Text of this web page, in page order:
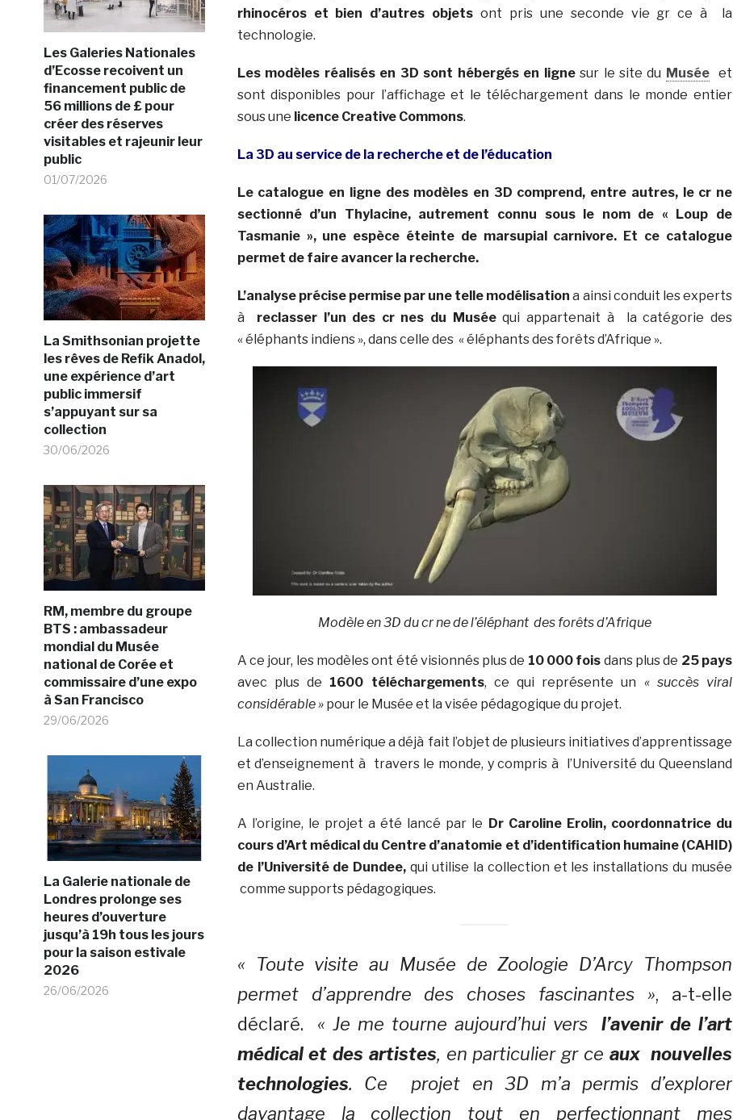
Les Galeries Nationales
d’Ecosse recoivent un
financement public de
56 millions de £ pour
créer des réserves
visitables et rajeunir leur
public
01/07/2026
La Smithsonian projette
les rêves de Refik Anadol,
une expérience d’art
public immersif
s’appuyant sur sa
collection
30/06/2026
RM, membre du groupe
BTS : ambassadeur
mondial du Musée
national de Corée et
commissaire d’une expo
à San Francisco
29/06/2026
La Galerie nationale de
Londres prolonge ses
heures d’ouverture
jusqu’à 19h tous les jours
pour la saison estivale
2026
26/06/2026
rhinocéros et bien d’autres objets ont pris une seconde vie gr ce à la
technologie.
Les modèles réalisés en 3D sont hébergés en lignesur le site du Muséeet
sont disponibles pour l’affichage et le téléchargement dans le monde entier
sous une licence Creative Commons.
La 3D au service de la recherche et de l’éducation
Le catalogue en ligne des modèles en 3D comprend, entre autres, le cr ne
sectionné d’un Thylacine, autrement connu sous le nom de « Loup de
Tasmanie », une espèce éteinte de marsupial carnivore. Et ce catalogue
permet de faire avancer la recherche.
L’analyse précise permise par une telle modélisation a ainsi conduit les experts
à reclasser l’un des cr nes du Muséequi appartenait à la catégorie des
« éléphants indiens », dans celle des « éléphants des forêts d’Afrique ».
Modèle en 3D du cr ne de l’éléphant des forêts d’Afrique
A ce jour, les modèles ont été visionnés plus de 10 000 fois dans plus de 25 pays
avec plus de 1600 téléchargements, ce qui représente un « succès viral
considérable »pour le Musée et la visée pédagogique du projet.
La collection numérique a déjà fait l’objet de plusieurs initiatives d’apprentissage
et d’enseignement à travers le monde, y compris à l’Université du Queensland
en Australie.
A l’origine, le projet a été lancé par le Dr Caroline Erolin, coordonnatrice du
cours d’Art médical du Centre d’anatomie et d’identification humaine (CAHID)
de l’Université de Dundee, qui utilise la collection et les installations du musée
comme supports pédagogiques.
« Toute visite au Musée de Zoologie D’Arcy Thompson
permet d’apprendre des choses fascinantes », a-t-elle
déclaré.
«Je me tourne aujourd’hui versl’avenir de l’art
médical et des artistes, en particulier gr ce aux nouvelles
technologies. Ce projet en 3D m’a permis d’explorer
davantage la collection tout en perfectionnant mes